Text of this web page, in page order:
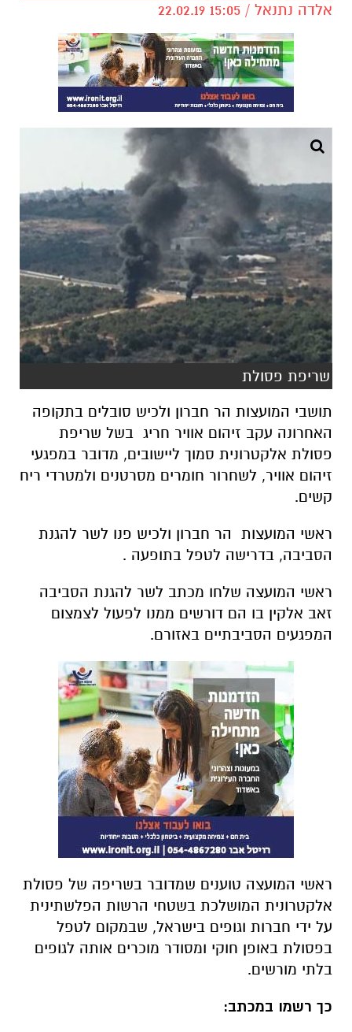
אלדה נתנאל / 15:05 22.02.19
שריפת פסולת
תושבי המועצות הר חברון ולכיש סובלים בתקופה
האחרונה עקב זיהום אוויר חריג בשל שריפת
פסולת אלקטרונית סמוך ליישובים, מדובר במפגעי
זיהום אוויר, לשחרור חומרים מסרטנים ולמטרדי ריח
קשים.
ראשי המועצות הר חברון ולכיש פנו לשר להגנת
הסביבה, בדרישה לטפל בתופעה .
ראשי המועצה שלחו מכתב לשר להגנת הסביבה
זאב אלקין בו הם דורשים ממנו לפעול לצמצום
המפגעים הסביבתיים באזורם.
ראשי המועצה טוענים שמדובר בשריפה של פסולת
אלקטרונית המושלכת בשטחי הרשות הפלשתינית
על ידי חברות וגופים בישראל, שבמקום לטפל
בפסולת באופן חוקי ומסודר מוכרים אותה לגופים
בלתי מורשים.
כך רשמו במכתב: